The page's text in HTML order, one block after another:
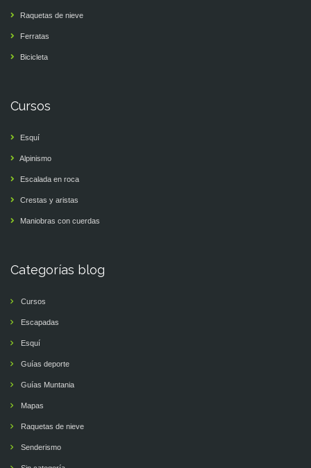
Raquetas de nieve
Ferratas
Bicicleta
Cursos
Esquí
Alpinismo
Escalada en roca
Crestas y aristas
Maniobras con cuerdas
Categorías blog
Cursos
Escapadas
Esquí
Guías deporte
Guías Muntania
Mapas
Raquetas de nieve
Senderismo